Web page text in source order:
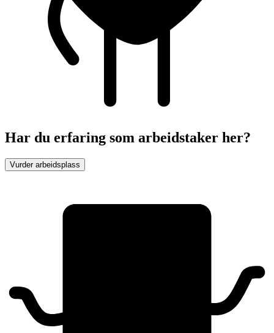
Har du erfaring som arbeidstaker her?
Vurder arbeidsplass